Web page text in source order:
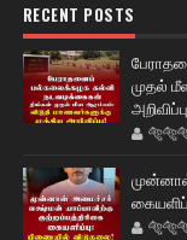
RECENT POSTS
முதல்